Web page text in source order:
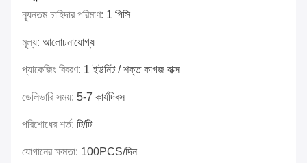
ন্যূনতম চাহিদার পরিমাণ: 1 পিসি
মূল্য: আলোচনাযোগ্য
প্যাকেজিং বিবরণ: 1 ইউনিট / শক্ত কাগজ বাক্স
ডেলিভারি সময়: 5-7 কার্যদিবস
পরিশোধের শর্ত: টি/টি
যোগানের ক্ষমতা: 100PCS/দিন